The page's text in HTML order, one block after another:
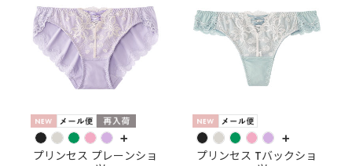
+
プリンセス プレーンショ
+
プリンセス Tバックショ